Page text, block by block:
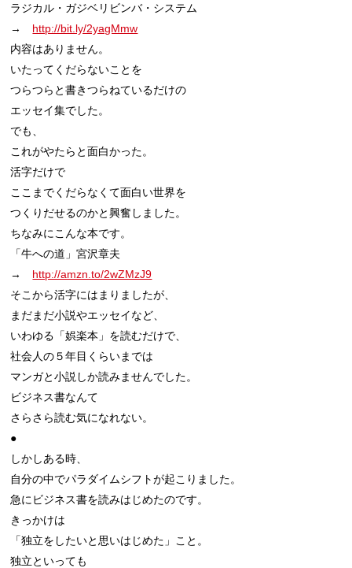
ラジカル・ガジベリビンバ・システム
→ http://bit.ly/2yagMmw
内容はありません。
いたってくだらないことを
つらつらと書きつらねているだけの
エッセイ集でした。
でも、
これがやたらと面白かった。
活字だけで
ここまでくだらなくて面白い世界を
つくりだせるのかと興奮しました。
ちなみにこんな本です。
「牛への道」宮沢章夫
→ http://amzn.to/2wZMzJ9
そこから活字にはまりましたが、
まだまだ小説やエッセイなど、
いわゆる「娯楽本」を読むだけで、
社会人の５年目くらいまでは
マンガと小説しか読みませんでした。
ビジネス書なんて
さらさら読む気になれない。
●
しかしある時、
自分の中でパラダイムシフトが起こりました。
急にビジネス書を読みはじめたのです。
きっかけは
「独立をしたいと思いはじめた」こと。
独立といっても